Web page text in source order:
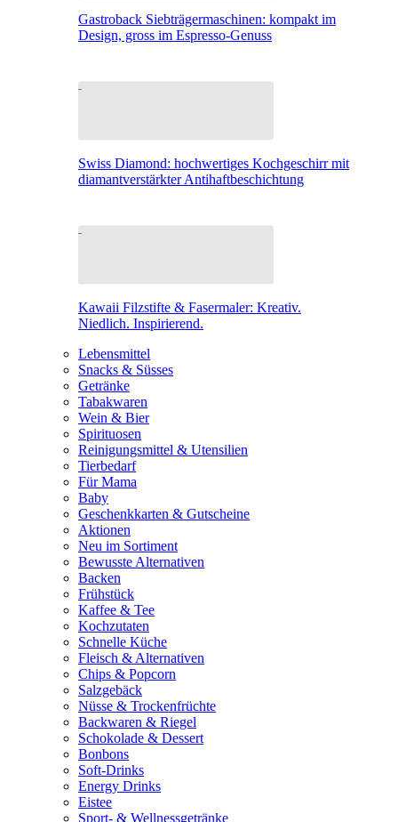
Gastroback Siebträgermaschinen: kompakt im
Design, gross im Espresso-Genuss
Swiss Diamond: hochwertiges Kochgeschirr mit
diamantverstärkter Antihaftbeschichtung
Kawaii Filzstifte & Fasermaler: Kreativ.
Niedlich. Inspirierend.
Lebensmittel
Snacks & Süsses
Getränke
Tabakwaren
Wein & Bier
Spirituosen
Reinigungsmittel & Utensilien
Tierbedarf
Für Mama
Baby
Geschenkkarten & Gutscheine
Aktionen
Neu im Sortiment
Bewusste Alternativen
Backen
Frühstück
Kaffee & Tee
Kochzutaten
Schnelle Küche
Fleisch & Alternativen
Chips & Popcorn
Salzgebäck
Nüsse & Trockenfrüchte
Backwaren & Riegel
Schokolade & Dessert
Bonbons
Soft-Drinks
Energy Drinks
Eistee
Sport- & Wellnessgetränke